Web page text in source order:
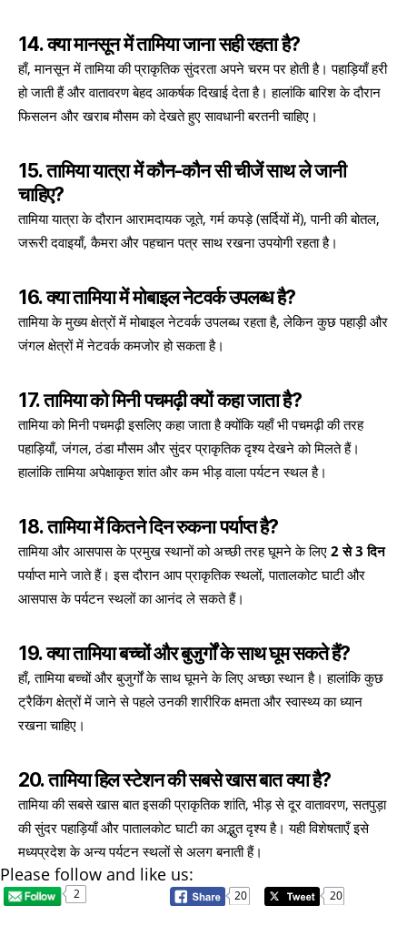
14. क्या मानसून में तामिया जाना सही रहता है?
हाँ, मानसून में तामिया की प्राकृतिक सुंदरता अपने चरम पर होती है। पहाड़ियाँ हरी
हो जाती हैं और वातावरण बेहद आकर्षक दिखाई देता है। हालांकि बारिश के दौरान
फिसलन और खराब मौसम को देखते हुए सावधानी बरतनी चाहिए।
15. तामिया यात्रा में कौन-कौन सी चीजें साथ ले जानी
चाहिए?
तामिया यात्रा के दौरान आरामदायक जूते, गर्म कपड़े (सर्दियों में), पानी की बोतल,
जरूरी दवाइयाँ, कैमरा और पहचान पत्र साथ रखना उपयोगी रहता है।
16. क्या तामिया में मोबाइल नेटवर्क उपलब्ध है?
तामिया के मुख्य क्षेत्रों में मोबाइल नेटवर्क उपलब्ध रहता है, लेकिन कुछ पहाड़ी और
जंगल क्षेत्रों में नेटवर्क कमजोर हो सकता है।
17. तामिया को मिनी पचमढ़ी क्यों कहा जाता है?
तामिया को मिनी पचमढ़ी इसलिए कहा जाता है क्योंकि यहाँ भी पचमढ़ी की तरह
पहाड़ियाँ, जंगल, ठंडा मौसम और सुंदर प्राकृतिक दृश्य देखने को मिलते हैं।
हालांकि तामिया अपेक्षाकृत शांत और कम भीड़ वाला पर्यटन स्थल है।
18. तामिया में कितने दिन रुकना पर्याप्त है?
तामिया और आसपास के प्रमुख स्थानों को अच्छी तरह घूमने के लिए 2 से 3 दिन
पर्याप्त माने जाते हैं। इस दौरान आप प्राकृतिक स्थलों, पातालकोट घाटी और
आसपास के पर्यटन स्थलों का आनंद ले सकते हैं।
19. क्या तामिया बच्चों और बुजुर्गों के साथ घूम सकते हैं?
हाँ, तामिया बच्चों और बुजुर्गों के साथ घूमने के लिए अच्छा स्थान है। हालांकि कुछ
ट्रैकिंग क्षेत्रों में जाने से पहले उनकी शारीरिक क्षमता और स्वास्थ्य का ध्यान
रखना चाहिए।
20. तामिया हिल स्टेशन की सबसे खास बात क्या है?
तामिया की सबसे खास बात इसकी प्राकृतिक शांति, भीड़ से दूर वातावरण, सतपुड़ा
की सुंदर पहाड़ियाँ और पातालकोट घाटी का अद्भुत दृश्य है। यही विशेषताएँ इसे
मध्यप्रदेश के अन्य पर्यटन स्थलों से अलग बनाती हैं।
Please follow and like us:
2 20 20